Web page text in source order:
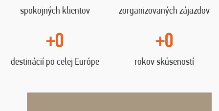
spokojných klientov zorganizovaných zájazdov
+0
destinácií po celej Európe
+0
rokov skúseností